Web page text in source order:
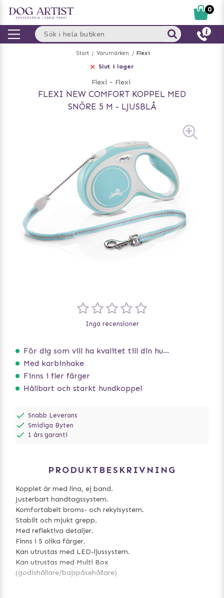
Start Varumärken Flexi
Slut i lager
Flexi - Flexi
FLEXI NEW COMFORT KOPPEL MED
SNÖRE 5 M - LJUSBLÅ
För dig som vill ha kvalitet till din hund!
Med karbinhake
Finns i fler färger
Hållbart och starkt hundkoppel
Inga recensioner
Snabb Leverans
Smidiga Byten
1 års garanti
PRODUKTBESKRIVNING
Kopplet är med lina, ej band.
Justerbart handtagssystem.
Komfortabelt broms- och rekylsystem.
Stabilt och mjukt grepp.
Med reflektiva detaljer.
Finns i 5 olika färger.
Kan utrustas med LED-ljussystem.
Kan utrustas med Multi Box
(godishållare/bajspåsehållare)
0